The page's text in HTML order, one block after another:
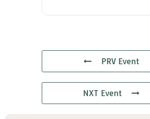
PRV Event
NXT Event